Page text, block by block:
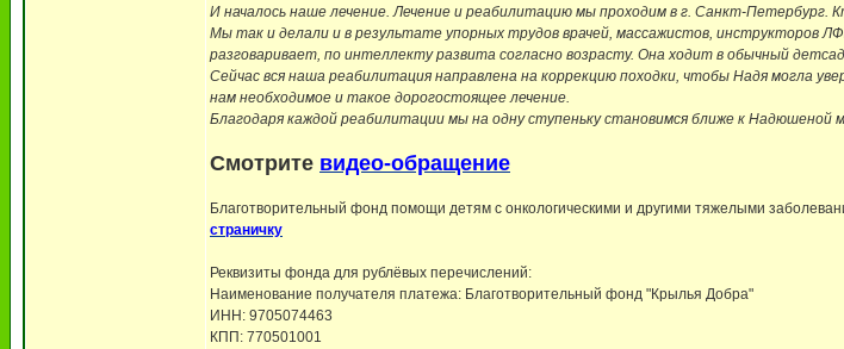
И началось наше лечение. Лечение и реабилитацию мы проходим в г. Санкт-
Мы так и делали и в результате упорных трудов врачей, массажистов, инструкторов
разговаривает, по интеллекту развита согласно возрасту. Она ходит в обычный
Сейчас вся наша реабилитация направлена на коррекцию походки, чтобы Надя могла
нам необходимое и такое дорогостоящее лечение.
Благодаря каждой реабилитации мы на одну ступеньку становимся ближе к Надюшеной
Смотрите видео-обращение
Благотворительный фонд помощи детям с онкологическими и другими тяжелыми
страничку
Реквизиты фонда для рублёвых перечислений:
Наименование получателя платежа: Благотворительный фонд "Крылья Добра"
ИНН: 9705074463
КПП: 770501001